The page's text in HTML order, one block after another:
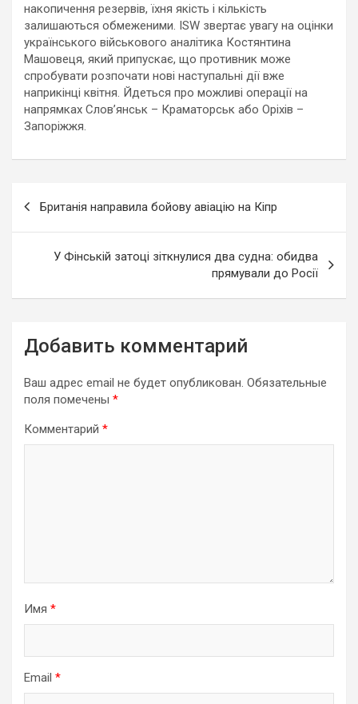
накопичення резервів, їхня якість і кількість
залишаються обмеженими. ISW звертає увагу на оцінки
українського військового аналітика Костянтина
Машовеця, який припускає, що противник може
спробувати розпочати нові наступальні дії вже
наприкінці квітня. Йдеться про можливі операції на
напрямках Слов’янськ – Краматорськ або Оріхів –
Запоріжжя.
Британія направила бойову авіацію на Кіпр
У Фінській затоці зіткнулися два судна: обидва
прямували до Росії
Добавить комментарий
Ваш адрес email не будет опубликован. Обязательные
поля помечены *
Комментарий *
Имя *
Email *